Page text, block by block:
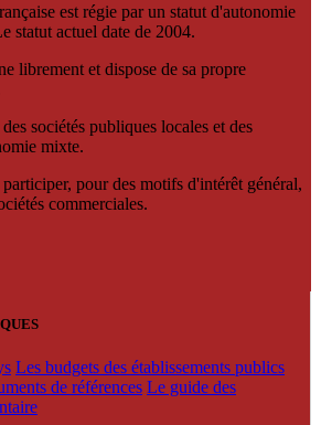
est régie par un statut d'autonomie
statut actuel date de 2004.
librement et dispose de sa propre
sociétés publiques locales et des
mixte.
pour des motifs d'intérêt général,
commerciales.
Les budgets des établissements publics
de références Le guide des